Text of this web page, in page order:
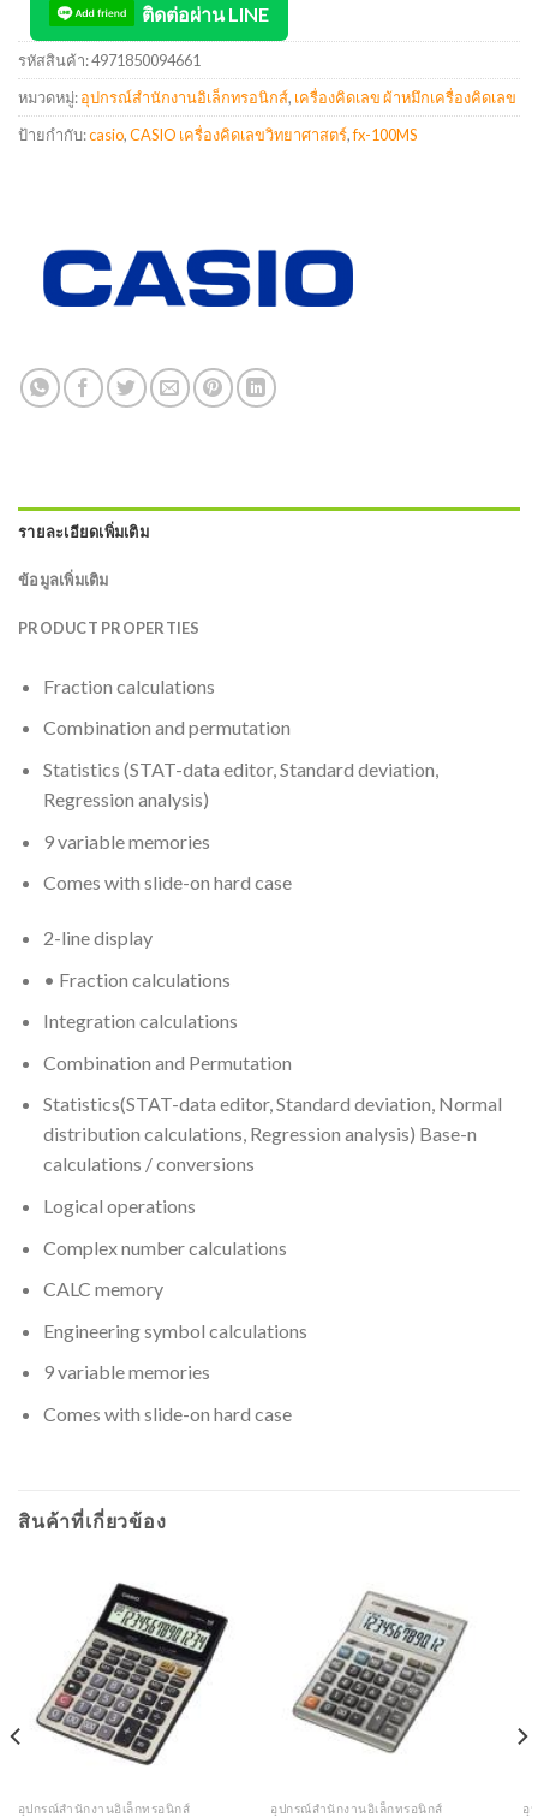
ติดต่อผ่าน LINE
รหัสสินค้า:4971850094661
หมวดหมู่:อุปกรณ์สำนักงานอิเล็กทรอนิกส์, เครื่องคิดเลข ผ้าหมึกเครื่องคิดเลข
ป้ายกำกับ:casio,CASIO เครื่องคิดเลขวิทยาศาสตร์,fx-100MS
รายละเอียดเพิ่มเติม
ข้อมูลเพิ่มเติม
PRODUCT PROPERTIES
Fraction calculations
Combination and permutation
Statistics (STAT-data editor, Standard deviation,
Regression analysis)
9 variable memories
Comes with slide-on hard case
2-line display
• Fraction calculations
Integration calculations
Combination and Permutation
Statistics(STAT-data editor, Standard deviation, Normal
distribution calculations, Regression analysis) Base-n
calculations / conversions
Logical operations
Complex number calculations
CALC memory
Engineering symbol calculations
9 variable memories
Comes with slide-on hard case
สินค้าที่เกี่ยวข้อง
อุปกรณ์สำนักงานอิเล็กทรอนิกส์ อุปกรณ์สำนักงานอิเล็กทรอนิกส์ อุ